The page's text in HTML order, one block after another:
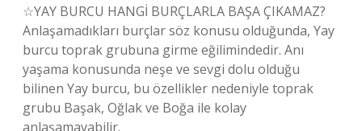
☆YAY BURCU HANGİ BURÇLARLA BAŞA ÇIKAMAZ?
Anlaşamadıkları burçlar söz konusu olduğunda, Yay
burcu toprak grubuna girme eğilimindedir. Anı
yaşama konusunda neşe ve sevgi dolu olduğu
bilinen Yay burcu, bu özellikler nedeniyle toprak
grubu Başak, Oğlak ve Boğa ile kolay
anlaşamayabilir.